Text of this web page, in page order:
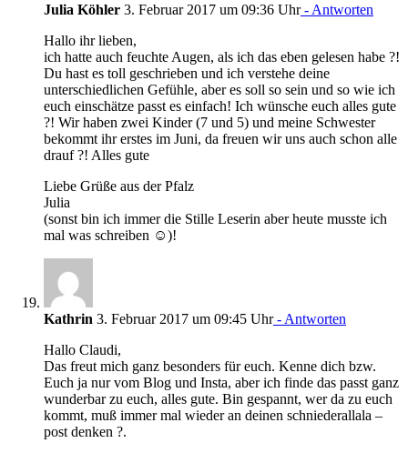
Julia Köhler 3. Februar 2017 um 09:36 Uhr- Antworten
Hallo ihr lieben,
ich hatte auch feuchte Augen, als ich das eben gelesen habe ?!
Du hast es toll geschrieben und ich verstehe deine
unterschiedlichen Gefühle, aber es soll so sein und so wie ich
euch einschätze passt es einfach! Ich wünsche euch alles gute
?! Wir haben zwei Kinder (7 und 5) und meine Schwester
bekommt ihr erstes im Juni, da freuen wir uns auch schon alle
drauf ?! Alles gute
Liebe Grüße aus der Pfalz
Julia
(sonst bin ich immer die Stille Leserin aber heute musste ich
mal was schreiben ☺️)!
Kathrin 3. Februar 2017 um 09:45 Uhr- Antworten
Hallo Claudi,
Das freut mich ganz besonders für euch. Kenne dich bzw.
Euch ja nur vom Blog und Insta, aber ich finde das passt ganz
wunderbar zu euch, alles gute. Bin gespannt, wer da zu euch
kommt, muß immer mal wieder an deinen schniederallala –
post denken ?.